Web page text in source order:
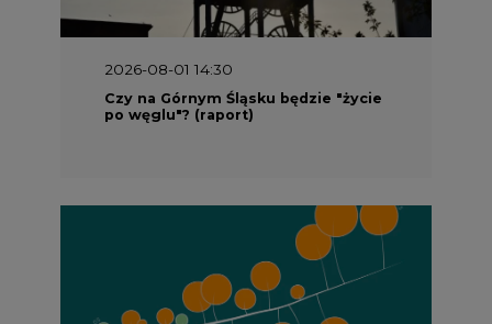
2026-08-01 14:30
Czy na Górnym Śląsku będzie "życie
po węglu"? (raport)